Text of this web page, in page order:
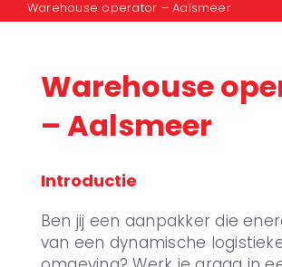
Warehouse operator – Aalsmeer
Warehouse
– Aalsmeer
Introductie
Ben jij een aanpakker die
van een dynamische